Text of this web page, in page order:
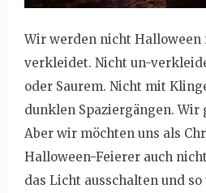
Wir werden nicht Halloween
verkleidet. Nicht un-
oder Saurem. Nicht mit
dunklen Spaziergängen. Wir
Aber wir möchten uns als
Halloween-Feierer auch
das Licht ausschalten und